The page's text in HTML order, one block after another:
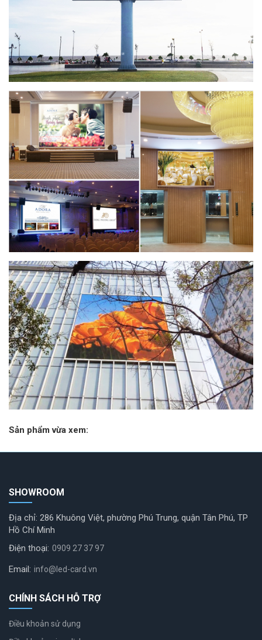
Sản phẩm vừa xem:
SHOWROOM
Địa chỉ: 286 Khuông Việt, phường Phú Trung, quận Tân Phú, TP
Hồ Chí Minh
Điện thoại: 0909 27 37 97
Email: info@led-card.vn
CHÍNH SÁCH HỖ TRỢ
Điều khoản sử dụng